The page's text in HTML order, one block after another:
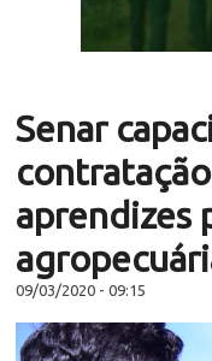
Senar
aprendizes
09/03/2020 - 09:15